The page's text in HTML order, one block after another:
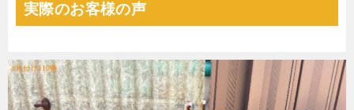
実際のお客様の声